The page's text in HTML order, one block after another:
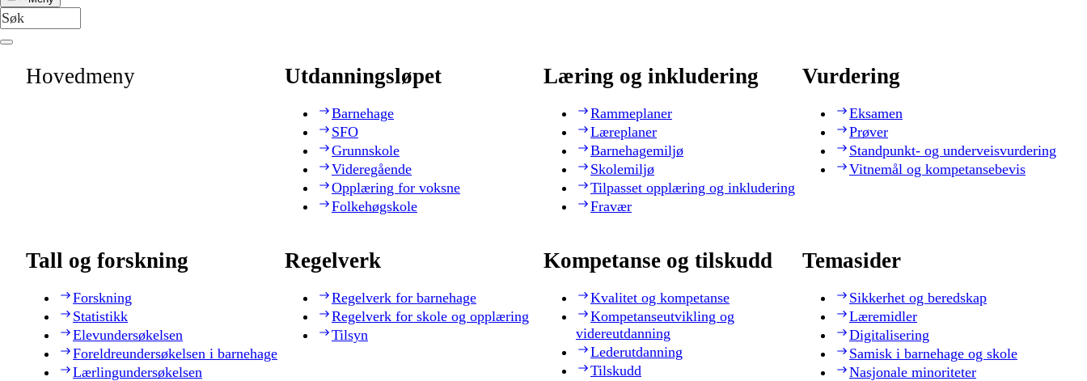
Hovedmeny Utdanningsløpet
Barnehage
SFO
Grunnskole
Videregående
Opplæring for voksne
Folkehøgskole
Læring og inkludering
Rammeplaner
Læreplaner
Barnehagemiljø
Skolemiljø
Tilpasset opplæring og inkludering
Fravær
Vurdering
Eksamen
Prøver
Standpunkt- og underveisvurdering
Vitnemål og kompetansebevis
Tall og forskning
Forskning
Statistikk
Elevundersøkelsen
Foreldreundersøkelsen i barnehage
Lærlingundersøkelsen
Regelverk
Regelverk for barnehage
Regelverk for skole og opplæring
Tilsyn
Kompetanse og tilskudd
Kvalitet og kompetanse
Kompetanseutvikling og
videreutdanning
Lederutdanning
Tilskudd
Temasider
Sikkerhet og beredskap
Læremidler
Digitalisering
Samisk i barnehage og skole
Nasjonale minoriteter